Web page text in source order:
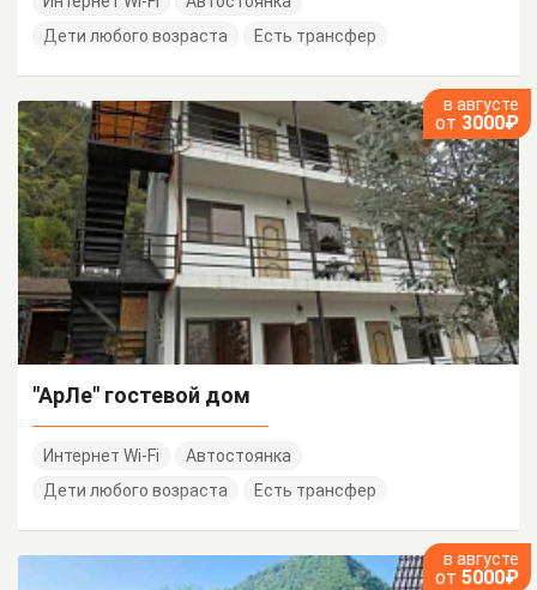
Дети любого возраста
Есть трансфер
в августе
от 3000₽
"АрЛе" гостевой дом
Интернет Wi-Fi
Автостоянка
Дети любого возраста
Есть трансфер
в августе
от 5000₽